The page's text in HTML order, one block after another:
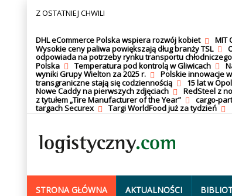
Z OSTATNIEJ CHWILI
DHL eCommerce Polska wspiera rozwój kobiet MIT
Wysokie ceny paliwa powiększają dług branży TSL
odpowiada na potrzeby rynku transportu chłodniczego
Polska
Temperatura pod kontrolą w Gliwicach
wyniki Grupy Wielton za 2025 r.
Polskie innowacje
transgraniczne stają się codziennością
15 lat w
Nowe Caddy na pierwszych zdjęciach
RedSteel z
z tytułem „Tire Manufacturer of the Year”
cargo-
targach Securex
Targi WorldFood już za tydzień
STRONA GŁÓWNA AKTUALNOŚCI